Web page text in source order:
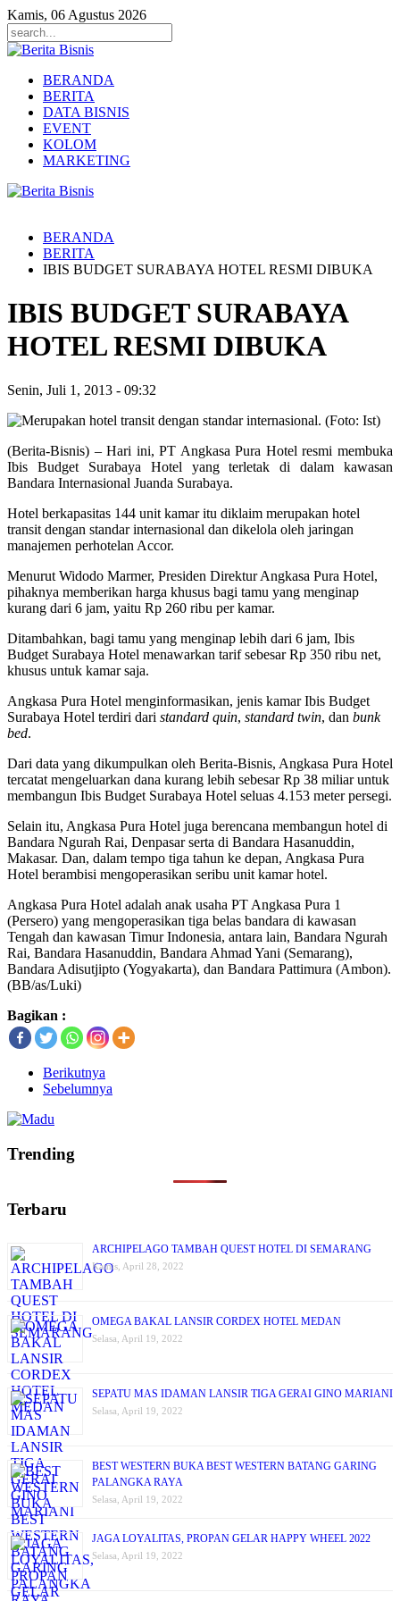
Kamis, 06 Agustus 2026
BERANDA
BERITA
DATA BISNIS
EVENT
KOLOM
MARKETING
BERANDA
BERITA
IBIS BUDGET SURABAYA HOTEL RESMI DIBUKA
IBIS BUDGET SURABAYA
HOTEL RESMI DIBUKA
Senin, Juli 1, 2013 - 09:32
(Berita-Bisnis) – Hari ini, PT Angkasa Pura Hotel resmi membuka
Ibis Budget Surabaya Hotel yang terletak di dalam kawasan
Bandara Internasional Juanda Surabaya.
Hotel berkapasitas 144 unit kamar itu diklaim merupakan hotel
transit dengan standar internasional dan dikelola oleh jaringan
manajemen perhotelan Accor.
Menurut Widodo Marmer, Presiden Direktur Angkasa Pura Hotel,
pihaknya memberikan harga khusus bagi tamu yang menginap
kurang dari 6 jam, yaitu Rp 260 ribu per kamar.
Ditambahkan, bagi tamu yang menginap lebih dari 6 jam, Ibis
Budget Surabaya Hotel menawarkan tarif sebesar Rp 350 ribu net,
khusus untuk kamar saja.
Angkasa Pura Hotel menginformasikan, jenis kamar Ibis Budget
Surabaya Hotel terdiri dari standard quin, standard twin, dan bunk
bed.
Dari data yang dikumpulkan oleh Berita-Bisnis, Angkasa Pura Hotel
tercatat mengeluarkan dana kurang lebih sebesar Rp 38 miliar untuk
membangun Ibis Budget Surabaya Hotel seluas 4.153 meter persegi.
Selain itu, Angkasa Pura Hotel juga berencana membangun hotel di
Bandara Ngurah Rai, Denpasar serta di Bandara Hasanuddin,
Makasar. Dan, dalam tempo tiga tahun ke depan, Angkasa Pura
Hotel berambisi mengoperasikan seribu unit kamar hotel.
Angkasa Pura Hotel adalah anak usaha PT Angkasa Pura 1
(Persero) yang mengoperasikan tiga belas bandara di kawasan
Tengah dan kawasan Timur Indonesia, antara lain, Bandara Ngurah
Rai, Bandara Hasanuddin, Bandara Ahmad Yani (Semarang),
Bandara Adisutjipto (Yogyakarta), dan Bandara Pattimura (Ambon).
(BB/as/Luki)
Bagikan :
Berikutnya
Sebelumnya
Trending
Terbaru
ARCHIPELAGO TAMBAH QUEST HOTEL DI SEMARANG
Kamis, April 28, 2022
OMEGA BAKAL LANSIR CORDEX HOTEL MEDAN
Selasa, April 19, 2022
SEPATU MAS IDAMAN LANSIR TIGA GERAI GINO MARIANI
Selasa, April 19, 2022
BEST WESTERN BUKA BEST WESTERN BATANG GARING
PALANGKA RAYA
Selasa, April 19, 2022
JAGA LOYALITAS, PROPAN GELAR HAPPY WHEEL 2022
Selasa, April 19, 2022